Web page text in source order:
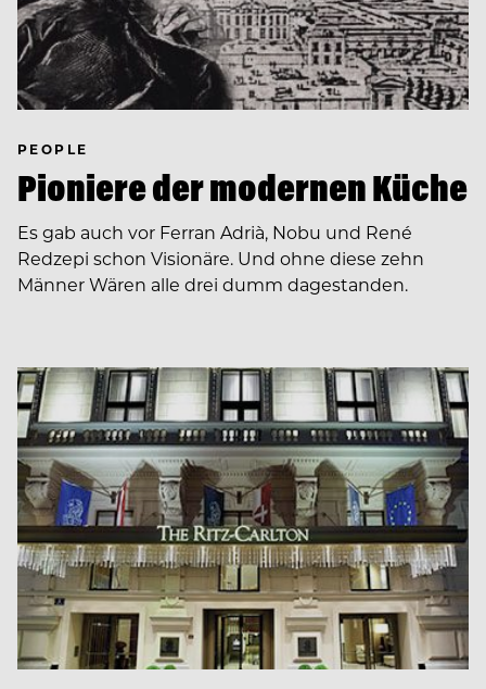
PEOPLE
Pioniere der modernen Küche
Es gab auch vor Ferran Adrià, Nobu und René
Redzepi schon Visionäre. Und ohne diese zehn
Männer Wären alle drei dumm dagestanden.